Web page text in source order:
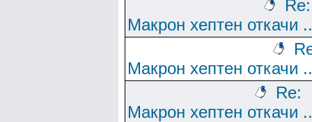
Re:
Макрон хептен откачи
Макрон хептен откачи
Re:
Макрон хептен откачи